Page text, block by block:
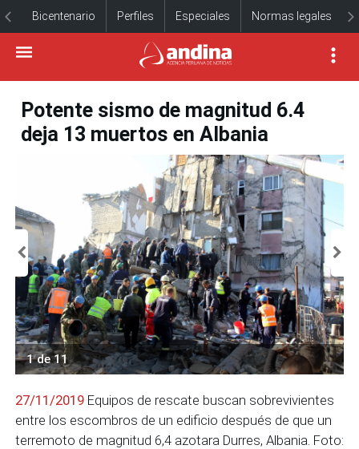
Bicentenario Perfiles Especiales Normas legales
Potente sismo de magnitud 6.4
deja 13 muertos en Albania
1 de 11
27/11/2019 Equipos de rescate buscan sobrevivientes
entre los escombros de un edificio después de que un
terremoto de magnitud 6,4 azotara Durres, Albania. Foto: